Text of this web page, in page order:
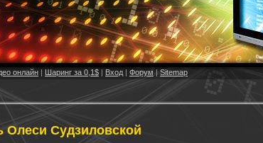
онлайн | Шаринг за 0,1$ | Вход | Форум |Sitemap
Олеси Судзиловской